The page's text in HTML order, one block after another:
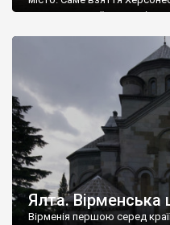
диктувати свої умови
Херсонесі Володимир-
А потім було Хрещення
Ялта. Вірменська
Вірменія першою серед